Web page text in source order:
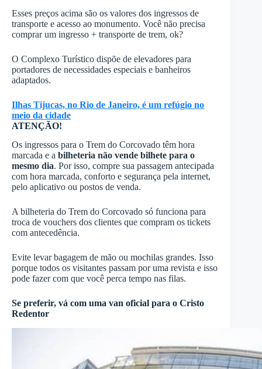
Esses preços acima são os valores dos ingressos de
transporte e acesso ao monumento. Você não precisa
comprar um ingresso + transporte de trem, ok?
O Complexo Turístico dispõe de elevadores para
portadores de necessidades especiais e banheiros
adaptados.
Ilhas Tijucas, no Rio de Janeiro, é um refúgio no
meio da cidade
ATENÇÃO!
Os ingressos para o Trem do Corcovado têm hora
marcada e a bilheteria não vende bilhete para o
mesmo dia. Por isso, compre sua passagem antecipada
com hora marcada, conforto e segurança pela internet,
pelo aplicativo ou postos de venda.
A bilheteria do Trem do Corcovado só funciona para
troca de vouchers dos clientes que compram os tickets
com antecedência.
Evite levar bagagem de mão ou mochilas grandes. Isso
porque todos os visitantes passam por uma revista e isso
pode fazer com que você perca tempo nas filas.
Se preferir, vá com uma van oficial para o Cristo
Redentor